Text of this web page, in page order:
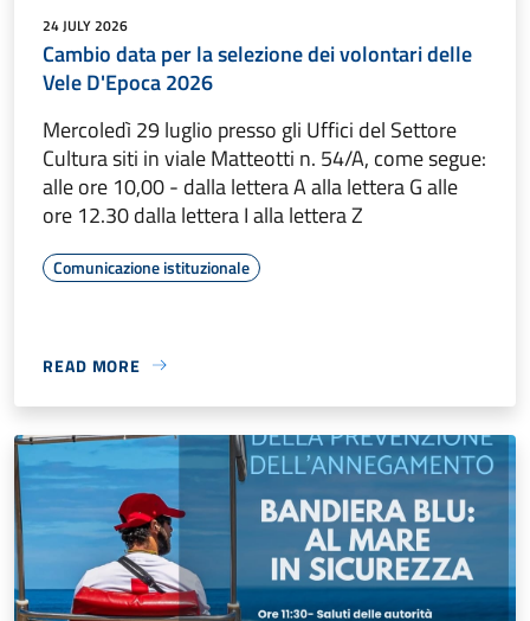
24 JULY 2026
Cambio data per la selezione dei volontari delle
Vele D'Epoca 2026
Mercoledì 29 luglio presso gli Uffici del Settore
Cultura siti in viale Matteotti n. 54/A, come segue:
alle ore 10,00 - dalla lettera A alla lettera G alle
ore 12.30 dalla lettera I alla lettera Z
Comunicazione istituzionale
READ MORE